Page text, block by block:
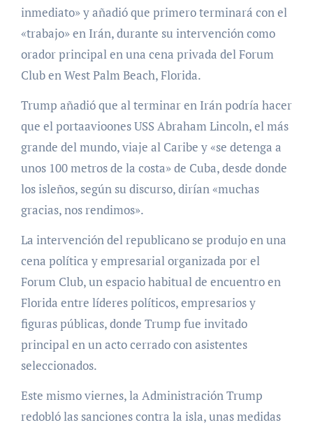
inmediato» y añadió que primero terminará con el
«trabajo» en Irán, durante su intervención como
orador principal en una cena privada del Forum
Club en West Palm Beach, Florida.
Trump añadió que al terminar en Irán podría hacer
que el portaavioones USS Abraham Lincoln, el más
grande del mundo, viaje al Caribe y «se detenga a
unos 100 metros de la costa» de Cuba, desde donde
los isleños, según su discurso, dirían «muchas
gracias, nos rendimos».
La intervención del republicano se produjo en una
cena política y empresarial organizada por el
Forum Club, un espacio habitual de encuentro en
Florida entre líderes políticos, empresarios y
figuras públicas, donde Trump fue invitado
principal en un acto cerrado con asistentes
seleccionados.
Este mismo viernes, la Administración Trump
redobló las sanciones contra la isla, unas medidas